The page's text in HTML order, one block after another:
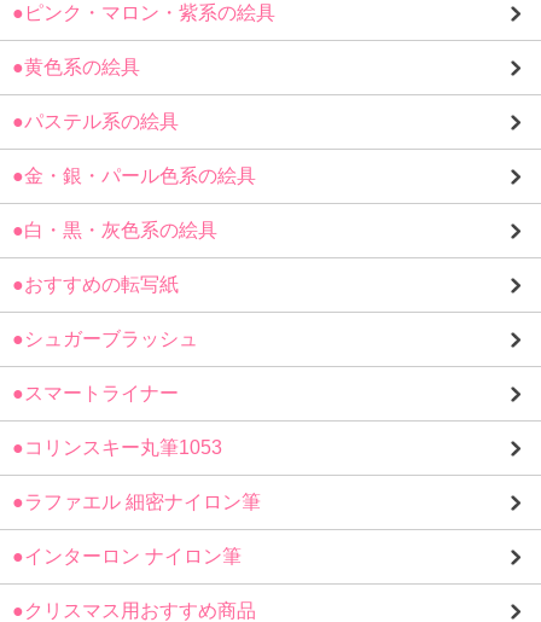
●ピンク・マロン・紫系の絵具
●黄色系の絵具
●パステル系の絵具
●金・銀・パール色系の絵具
●白・黒・灰色系の絵具
●おすすめの転写紙
●シュガーブラッシュ
●スマートライナー
●コリンスキー丸筆1053
●ラファエル 細密ナイロン筆
●インターロン ナイロン筆
●クリスマス用おすすめ商品